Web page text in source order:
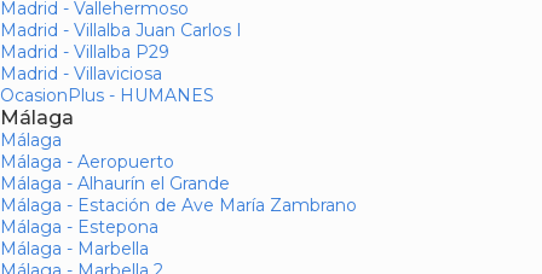
Madrid - Vallehermoso
Madrid - Villalba Juan Carlos I
Madrid - Villalba P29
Madrid - Villaviciosa
OcasionPlus - HUMANES
Málaga
Málaga
Málaga - Aeropuerto
Málaga - Alhaurín el Grande
Málaga - Estación de Ave María Zambrano
Málaga - Estepona
Málaga - Marbella